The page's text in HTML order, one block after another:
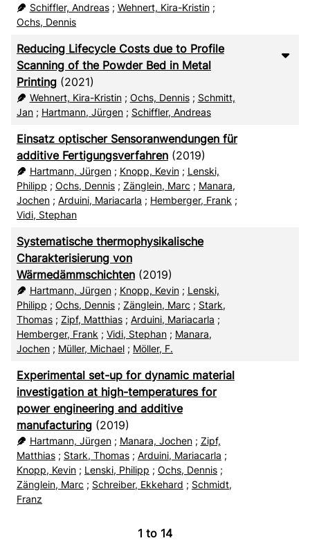
Schiffler, Andreas; Wehnert, Kira-Kristin;
Ochs, Dennis
Reducing Lifecycle Costs due to Profile
Scanning of the Powder Bed in Metal
Printing (2021)
Wehnert, Kira-Kristin; Ochs, Dennis; Schmitt,
Jan ; Hartmann, Jürgen ; Schiffler, Andreas
Einsatz optischer Sensoranwendungen für
additive Fertigungsverfahren (2019)
Hartmann, Jürgen; Knopp, Kevin; Lenski,
Philipp ; Ochs, Dennis ; Zänglein, Marc ; Manara,
Jochen ; Arduini, Mariacarla ; Hemberger, Frank ;
Vidi, Stephan
Systematische thermophysikalische
Charakterisierung von
Wärmedämmschichten (2019)
Hartmann, Jürgen; Knopp, Kevin; Lenski,
Philipp ; Ochs, Dennis ; Zänglein, Marc ; Stark,
Thomas ; Zipf, Matthias ; Arduini, Mariacarla ;
Hemberger, Frank ; Vidi, Stephan ; Manara,
Jochen ; Müller, Michael ; Möller, F.
Experimental set-up for dynamic material
investigation at high-temperatures for
power engineering and additive
manufacturing (2019)
Hartmann, Jürgen; Manara, Jochen; Zipf,
Matthias ; Stark, Thomas ; Arduini, Mariacarla ;
Knopp, Kevin ; Lenski, Philipp ; Ochs, Dennis ;
Zänglein, Marc ; Schreiber, Ekkehard ; Schmidt,
Franz
1 to 14